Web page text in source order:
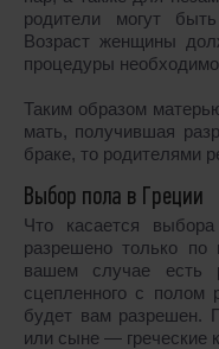
родители могут
Возраст женщины
процедуры
Таким образом
мать, получившая
браке, то родителями
Выбор пола в Греции
Что касается
разрешено только по
вашем случае есть
сцепленного с
будет вам разрешен.
или сыне ― греческие